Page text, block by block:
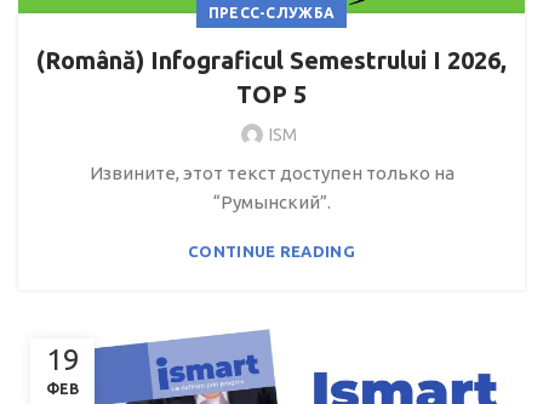
ПРЕСС-СЛУЖБА
(Română) Infograficul Semestrului I 2026,
TOP 5
ISM
Извините, этот текст доступен только на
“Румынский”.
CONTINUE READING
19
ФЕВ